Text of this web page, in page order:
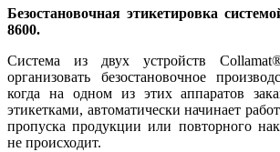
Безостановочная этикетировка
8600.
Система из двух устройств
организовать безостановочное
когда на одном из этих аппаратов
этикетками, автоматически начинает
пропуска продукции или повторного
не происходит.